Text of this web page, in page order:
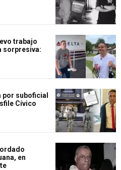
trabajo
sorpresiva:
por suboficial
Cívico
en